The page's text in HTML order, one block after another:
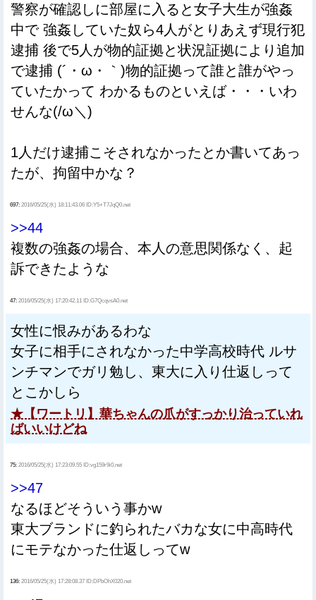
警察が確認しに部屋に入ると女子大生が強姦
中で 強姦していた奴ら4人がとりあえず現行犯
逮捕 後で5人が物的証拠と状況証拠により追加
で逮捕 (´・ω・｀)物的証拠って誰と誰がやっ
ていたかって わかるものといえば・・・いわ
せんな(/ω＼)
1人だけ逮捕こそされなかったとか書いてあっ
たが、拘留中かな？
697: 2016/05/25(水) 18:11:43.06 ID:Y5+T7JqQ0.net
>>44
複数の強姦の場合、本人の意思関係なく、起
訴できたような
47: 2016/05/25(水) 17:20:42.11 ID:G7QcqvsA0.net
女性に恨みがあるわな
女子に相手にされなかった中学高校時代 ルサ
ンチマンでガリ勉し、東大に入り仕返しって
とこかしら
★【ワートリ】華ちゃんの爪がすっかり治っていれ
ばいいけどね
75: 2016/05/25(水) 17:23:09.55 ID:vg159r9i0.net
>>47
なるほどそういう事かw
東大ブランドに釣られたバカな女に中高時代
にモテなかった仕返しってw
136: 2016/05/25(水) 17:28:08.37 ID:DPbOhX020.net